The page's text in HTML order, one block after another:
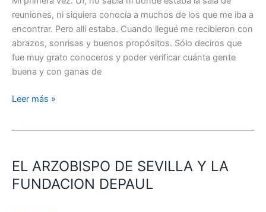
reuniones, ni siquiera conocía a muchos de los que me iba a
encontrar. Pero allí estaba. Cuando llegué me recibieron con
abrazos, sonrisas y buenos propósitos. Sólo deciros que
fue muy grato conoceros y poder verificar cuánta gente
buena y con ganas de
Leer más »
EL ARZOBISPO DE SEVILLA Y LA
FUNDACION DEPAUL
DE
SEVILLA